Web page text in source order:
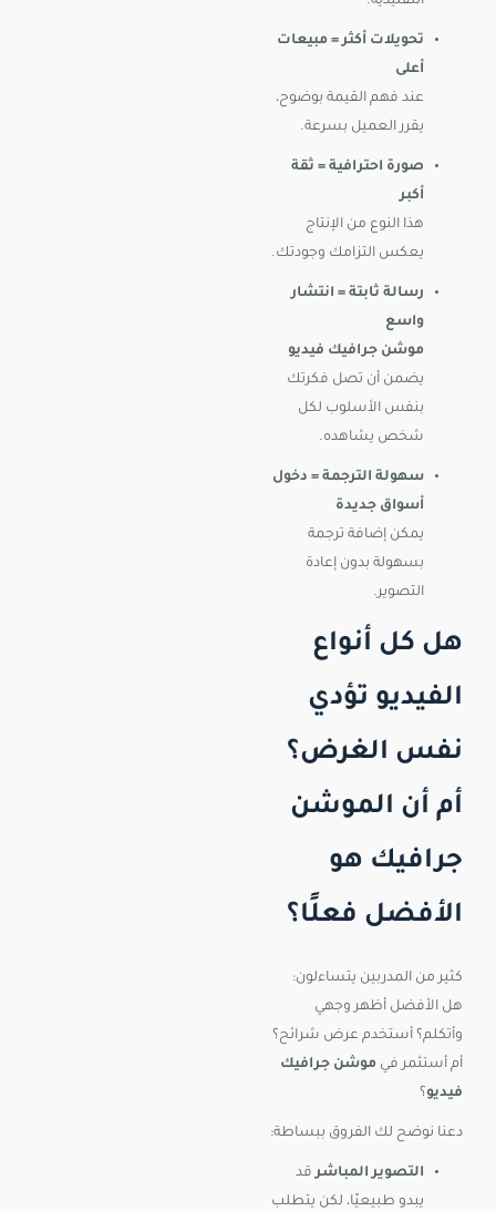
تحويلات أكثر = مبيعات
أعلى
عند فهم القيمة بوضوح،
يقرر العميل بسرعة.
صورة احترافية = ثقة
أكبر
هذا النوع من الإنتاج
يعكس التزامك وجودتك.
رسالة ثابتة = انتشار
واسع
موشن جرافيك فيديو
يضمن أن تصل فكرتك
بنفس الأسلوب لكل
شخص يشاهده.
سهولة الترجمة = دخول
أسواق جديدة
يمكن إضافة ترجمة
بسهولة بدون إعادة
التصوير.
هل كل أنواع
الفيديو تؤدي
نفس الغرض؟
أم أن الموشن
جرافيك هو
الأفضل فعلًا؟
كثير من المدربين يتساءلون:
هل الأفضل أظهر وجهي
وأتكلم؟ أستخدم عرض شرائح؟
أم أستثمر في موشن جرافيك
فيديو ؟
دعنا نوضح لك الفروق ببساطة:
التصوير المباشرقد
يبدو طبيعيًا، لكن يتطلب